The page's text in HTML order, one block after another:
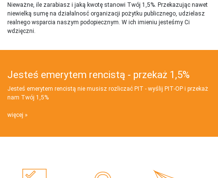
Nieważne, ile zarabiasz i jaką kwotę stanowi Twój 1,5%. Przekazując nawet
niewielką sumę na działalnosć organizacji pożytku publicznego, udzielasz
realnego wsparcia naszym podopiecznym. W ich imieniu jesteśmy Ci
wdzięczni.
Jesteś emerytem rencistą - przekaż 1,5%
Jesteś emerytem rencistą nie musisz rozliczać PIT - wyślij PIT‑OP i przekaż
nam Twój 1,5%
więcej